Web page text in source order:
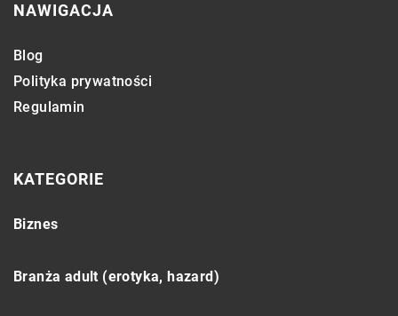
NAWIGACJA
Blog
Polityka prywatności
Regulamin
KATEGORIE
Biznes
Branża adult (erotyka, hazard)